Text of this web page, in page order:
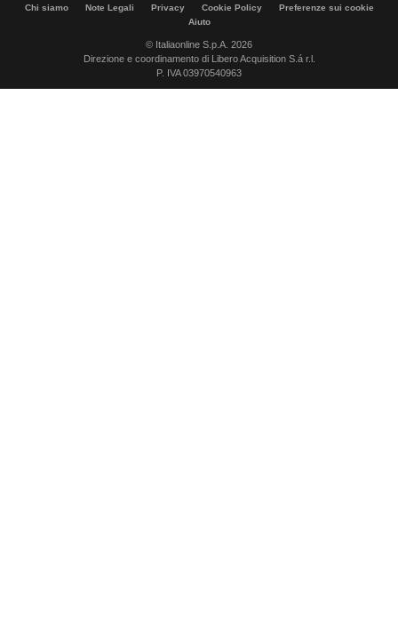
Chi siamo Note Legali Privacy Cookie Policy
Preferenze sui cookie
Aiuto
© Italiaonline S.p.A. 2026
Direzione e coordinamento di Libero Acquisition S.á r.l.
P. IVA 03970540963